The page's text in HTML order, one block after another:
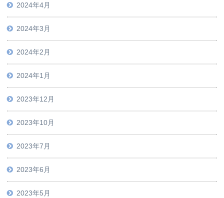
2024年4月
2024年3月
2024年2月
2024年1月
2023年12月
2023年10月
2023年7月
2023年6月
2023年5月